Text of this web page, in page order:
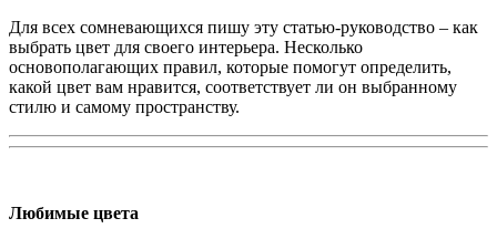
Для всех сомневающихся пишу эту статью-руководство – как
выбрать цвет для своего интерьера. Несколько
основополагающих правил, которые помогут определить,
какой цвет вам нравится, соответствует ли он выбранному
стилю и самому пространству.
Любимые цвета